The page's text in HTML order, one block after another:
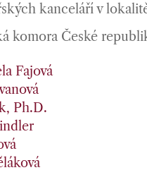
kanceláří v
komora České
Fajová
Ph.D.